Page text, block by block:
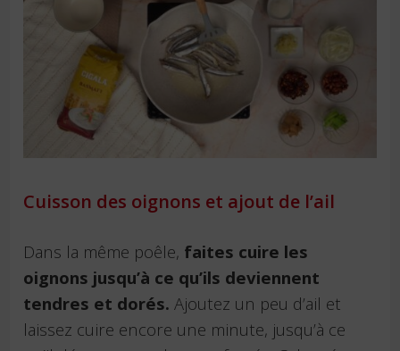
Cuisson des oignons et ajout de l’ail
Dans la même poêle, faites cuire les
oignons jusqu’à ce qu’ils deviennent
tendres et dorés. Ajoutez un peu d’ail et
laissez cuire encore une minute, jusqu’à ce